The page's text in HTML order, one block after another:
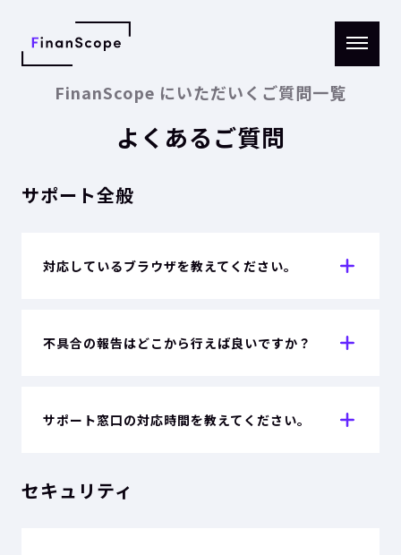
ュー
を開
よくあるご質問
FinanScope にいただいくご質問一覧
サポート全般
対応しているブラウザを教えてください。
不具合の報告はどこから行えば良いですか？
サポート窓口の対応時間を教えてください。
セキュリティ